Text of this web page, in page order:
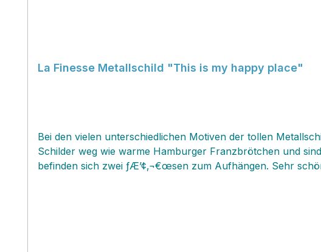
La Finesse Metallschild "This is my happy place"
Bei den vielen unterschiedlichen Motiven der tollen
Schilder weg wie warme Hamburger Franzbrötchen und
befinden sich zwei ƒÆ’¢‚¬€œsen zum Aufhängen. Sehr